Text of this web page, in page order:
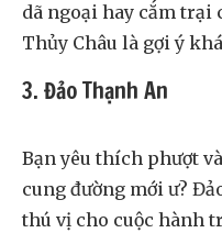
dã ngoại hay cắm
Thủy Châu là gợi ý
3. Đảo Thạnh An
Bạn yêu thích phượt
cung đường mới ư?
thú vị cho cuộc hành